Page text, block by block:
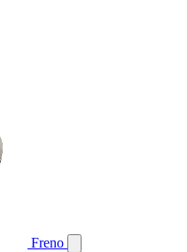
Freno